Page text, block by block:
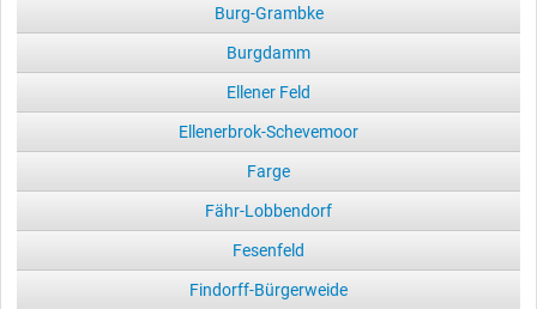
Burg-Grambke
Burgdamm
Ellener Feld
Ellenerbrok-Schevemoor
Farge
Fähr-Lobbendorf
Fesenfeld
Findorff-Bürgerweide